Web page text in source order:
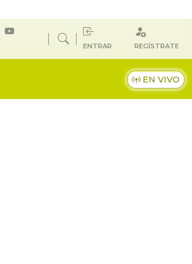
ENTRAR REGÍSTRATE
EN VIVO